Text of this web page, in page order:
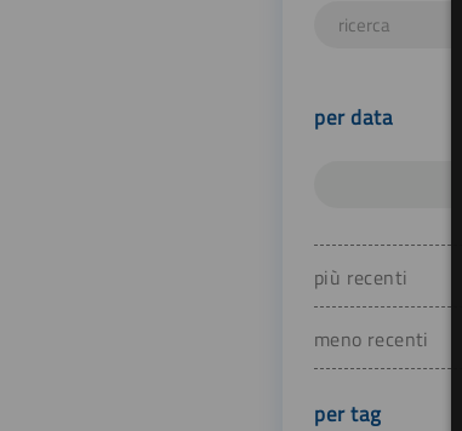
per data
più recenti
meno recenti
per tag